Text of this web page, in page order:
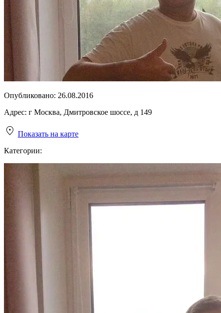
Опубликовано: 26.08.2016
Адрес: г Москва, Дмитровское шоссе, д 149
Показать на карте
Категории: